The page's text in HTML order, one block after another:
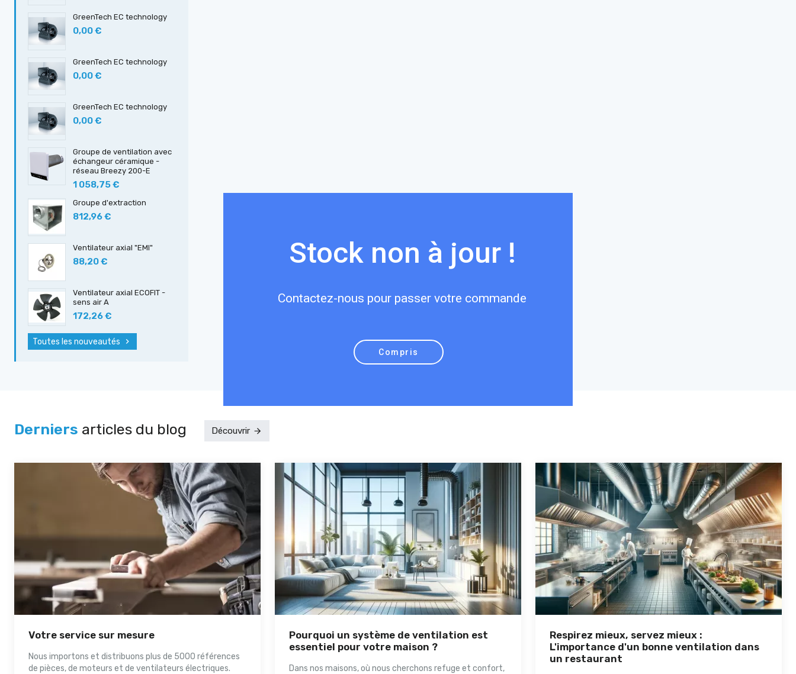
GreenTech EC technology
0,00 €
GreenTech EC technology
0,00 €
GreenTech EC technology
0,00 €
Groupe de ventilation avec
échangeur céramique -
réseau Breezy 200-E
1 058,75 €
Groupe d'extraction
812,96 €
Ventilateur axial "EMI"
88,20 €
Ventilateur axial ECOFIT -
sens air A
172,26 €
Toutes les nouveautés
Derniers articles du blog Découvrir
Votre service sur mesure
Nous importons et distribuons plus de 5000 références
de pièces, de moteurs et de ventilateurs électriques.
Pourquoi un système de ventilation est
essentiel pour votre maison ?
Dans nos maisons, où nous cherchons refuge et confort,
Respirez mieux, servez mieux :
L'importance d'un bonne ventilation dans
un restaurant
Stock non à jour !
Contactez-nous pour passer votre commande
Compris